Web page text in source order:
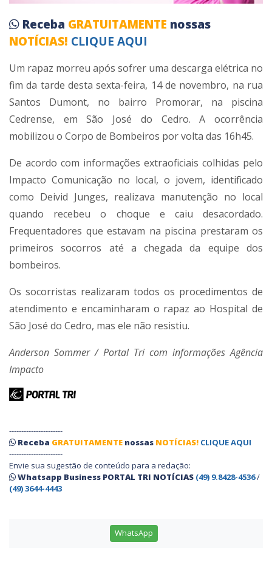
Receba GRATUITAMENTE nossas
NOTÍCIAS! CLIQUE AQUI
Um rapaz morreu após sofrer uma descarga elétrica no
fim da tarde desta sexta-feira, 14 de novembro, na rua
Santos Dumont, no bairro Promorar, na piscina
Cedrense, em São José do Cedro. A ocorrência
mobilizou o Corpo de Bombeiros por volta das 16h45.
De acordo com informações extraoficiais colhidas pelo
Impacto Comunicação no local, o jovem, identificado
como Deivid Junges, realizava manutenção no local
quando recebeu o choque e caiu desacordado.
Frequentadores que estavam na piscina prestaram os
primeiros socorros até a chegada da equipe dos
bombeiros.
Os socorristas realizaram todos os procedimentos de
atendimento e encaminharam o rapaz ao Hospital de
São José do Cedro, mas ele não resistiu.
Anderson Sommer / Portal Tri com informações Agência
Impacto
----------------------
Receba GRATUITAMENTE nossas NOTÍCIAS! CLIQUE AQUI
----------------------
Envie sua sugestão de conteúdo para a redação:
Whatsapp Business PORTAL TRI NOTÍCIAS (49) 9.8428-4536/
(49) 3644-4443
WhatsApp